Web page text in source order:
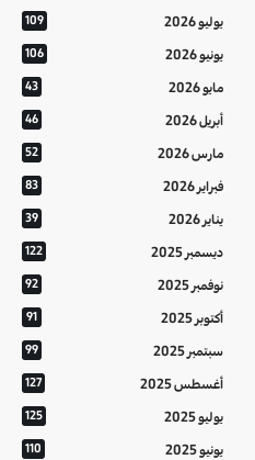
يوليو 2026 109
يونيو 2026 106
مايو 2026 43
أبريل 2026 46
مارس 2026 52
فبراير 2026 83
يناير 2026 39
ديسمبر 2025 122
نوفمبر 2025 92
أكتوبر 2025 91
سبتمبر 2025 99
أغسطس 2025 127
يوليو 2025 125
يونيو 2025 110